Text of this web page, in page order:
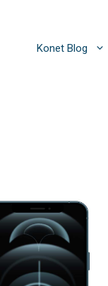
Konet Blog